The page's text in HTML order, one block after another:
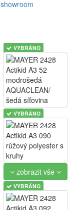
showroom
VYBRÁNO
VYBRÁNO
zobrazit vše
VYBRÁNO